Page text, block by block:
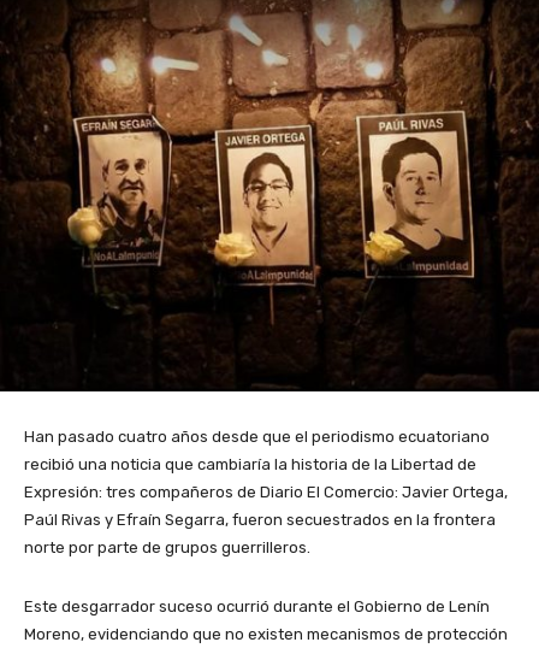
Han pasado cuatro años desde que el periodismo ecuatoriano
recibió una noticia que cambiaría la historia de la Libertad de
Expresión: tres compañeros de Diario El Comercio: Javier Ortega,
Paúl Rivas y Efraín Segarra, fueron secuestrados en la frontera
norte por parte de grupos guerrilleros.
Este desgarrador suceso ocurrió durante el Gobierno de Lenín
Moreno, evidenciando que no existen mecanismos de protección